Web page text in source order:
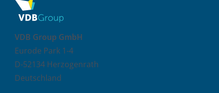
VDB Group GmbH
Eurode Park 1-4
D-52134 Herzogenrath
Deutschland